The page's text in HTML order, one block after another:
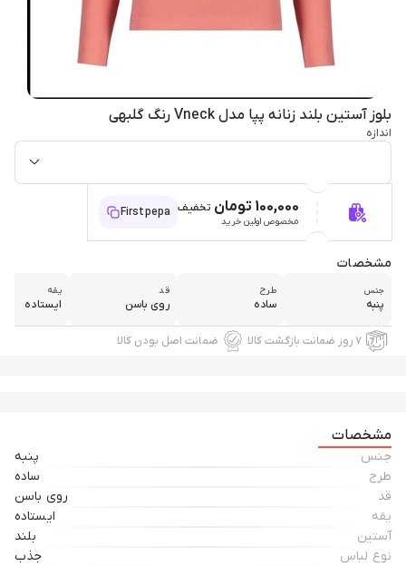
بلوز آستین بلند زنانه پپا مدل Vneck رنگ گلبهی
اندازه
100,000 تومان تخفیف
مخصوص اولین خرید
Firstpepa
مشخصات
جنس
پنبه
طرح
ساده
قد
روی باسن
یقه
ایستاده
۷ روز ضمانت بازگشت کالا ضمانت اصل بودن کالا
مشخصات
جنس
پنبه
طرح
ساده
قد
روی باسن
یقه
ایستاده
آستین
بلند
نوع لباس
جذب